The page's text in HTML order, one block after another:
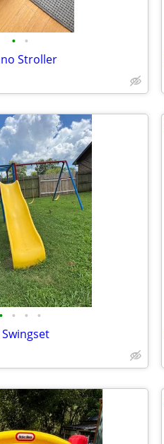
• •
Stroller
• • • •
Swingset